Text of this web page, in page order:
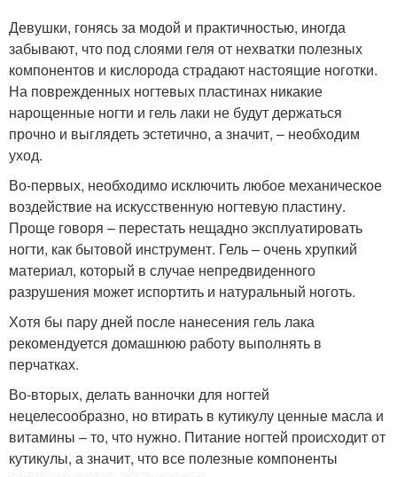
Девушки, гонясь за модой и практичностью, иногда
забывают, что под слоями геля от нехватки полезных
компонентов и кислорода страдают настоящие ноготки.
На поврежденных ногтевых пластинах никакие
нарощенные ногти и гель лаки не будут держаться
прочно и выглядеть эстетично, а значит, – необходим
уход.
Во-первых, необходимо исключить любое механическое
воздействие на искусственную ногтевую пластину.
Проще говоря – перестать нещадно эксплуатировать
ногти, как бытовой инструмент. Гель – очень хрупкий
материал, который в случае непредвиденного
разрушения может испортить и натуральный ноготь.
Хотя бы пару дней после нанесения гель лака
рекомендуется домашнюю работу выполнять в
перчатках.
Во-вторых, делать ванночки для ногтей
нецелесообразно, но втирать в кутикулу ценные масла и
витамины – то, что нужно. Питание ногтей происходит от
кутикулы, а значит, что все полезные компоненты